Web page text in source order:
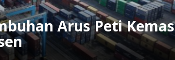
Arus Peti Kemas